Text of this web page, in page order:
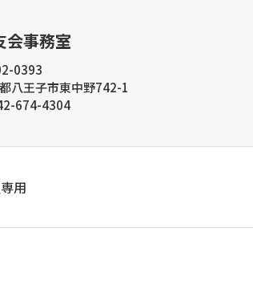
会事務室
0393
八王子市東中野742-1
674-4304
用